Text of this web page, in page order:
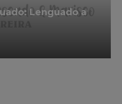
Lenguado a